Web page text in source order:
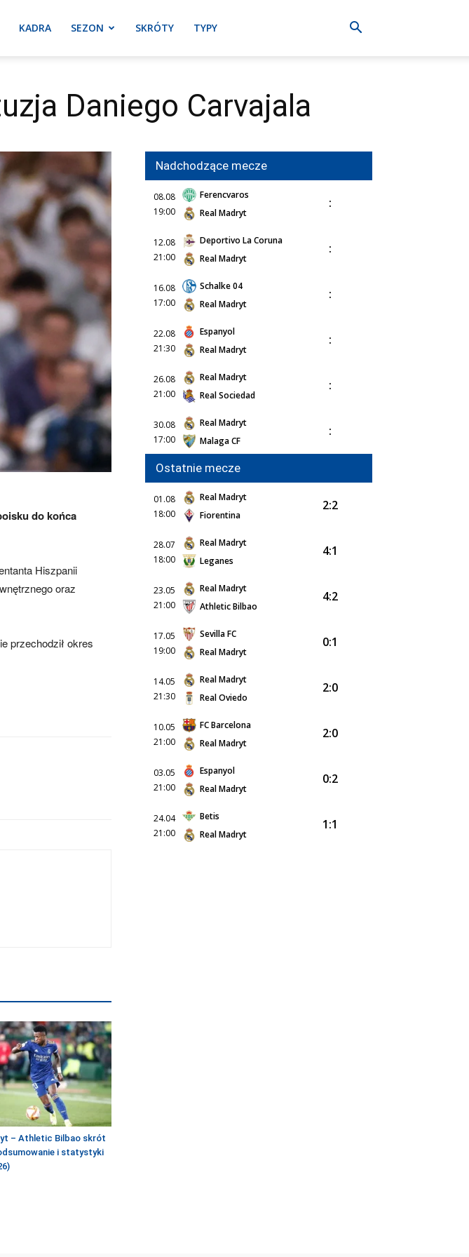
KADRA SEZON SKRÓTY TYPY
Daniego Carvajala
do końca
Hiszpanii
oraz
przechodził okres
– Athletic Bilbao skrót
i statystyki
Nadchodzące mecze
08.08
19:00
Ferencvaros
Real Madryt
:
12.08
21:00
Deportivo La Coruna
Real Madryt
:
16.08
17:00
Schalke 04
Real Madryt
:
22.08
21:30
Espanyol
Real Madryt
:
26.08
21:00
Real Madryt
Real Sociedad
:
30.08
17:00
Real Madryt
Malaga CF
:
Ostatnie mecze
01.08
18:00
Real Madryt
Fiorentina
2:2
28.07
18:00
Real Madryt
Leganes
4:1
23.05
21:00
Real Madryt
Athletic Bilbao
4:2
17.05
19:00
Sevilla FC
Real Madryt
0:1
14.05
21:30
Real Madryt
Real Oviedo
2:0
10.05
21:00
FC Barcelona
Real Madryt
2:0
03.05
21:00
Espanyol
Real Madryt
0:2
24.04
21:00
Betis
Real Madryt
1:1